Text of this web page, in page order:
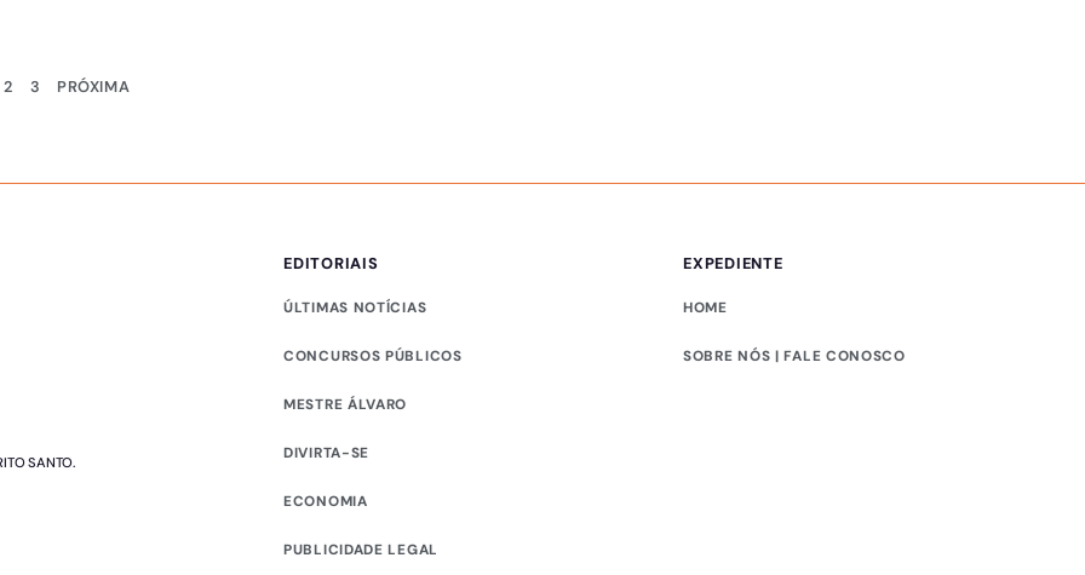
2 3 PRÓXIMA
SANTO.
EDITORIAIS
ÚLTIMAS NOTÍCIAS
CONCURSOS PÚBLICOS
MESTRE ÁLVARO
DIVIRTA-SE
ECONOMIA
PUBLICIDADE LEGAL
EXPEDIENTE
HOME
SOBRE NÓS | FALE CONOSCO